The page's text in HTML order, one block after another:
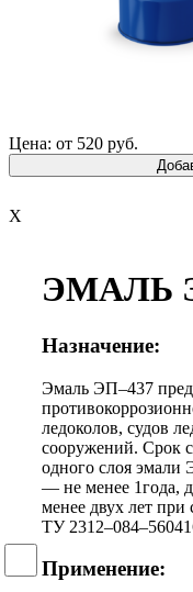
Цена: от 520 руб.
X
ЭМАЛЬ
Назначение:
Эмаль ЭП–437
ледоколов, судов
сооружений. Срок
одного слоя эмали
— не менее 1года,
менее двух лет
ТУ
Применение: